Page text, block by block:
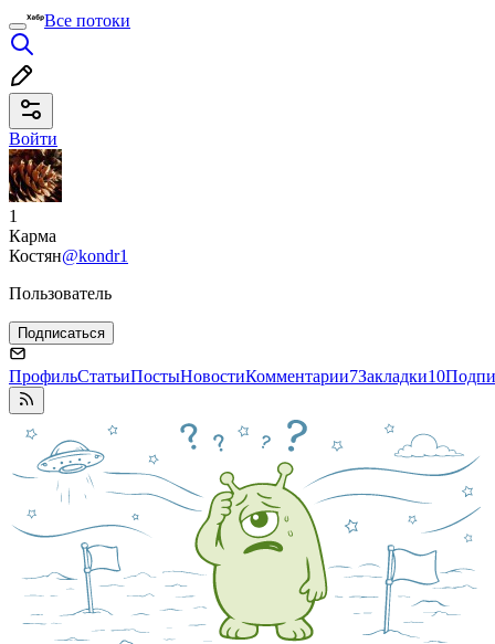
Все потоки
Войти
1
Карма
Костян@kondr1
Пользователь
Подписаться
ПрофильСтатьиПостыНовостиКомментарии7Закладки10